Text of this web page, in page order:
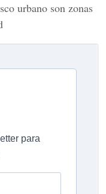
urbano son zonas